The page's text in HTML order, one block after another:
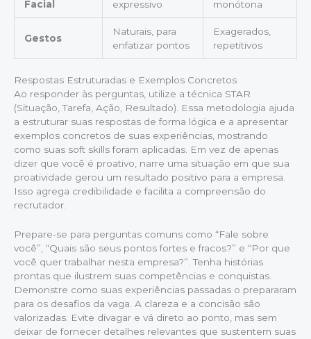
Facial expressivo monótona
Gestos
Naturais, para
enfatizar pontos
Exagerados,
repetitivos
Respostas Estruturadas e Exemplos Concretos
Ao responder às perguntas, utilize a técnica STAR
(Situação, Tarefa, Ação, Resultado). Essa metodologia ajuda
a estruturar suas respostas de forma lógica e a apresentar
exemplos concretos de suas experiências, mostrando
como suas soft skills foram aplicadas. Em vez de apenas
dizer que você é proativo, narre uma situação em que sua
proatividade gerou um resultado positivo para a empresa.
Isso agrega credibilidade e facilita a compreensão do
recrutador.
Prepare-se para perguntas comuns como “Fale sobre
você”, “Quais são seus pontos fortes e fracos?” e “Por que
você quer trabalhar nesta empresa?”. Tenha histórias
prontas que ilustrem suas competências e conquistas.
Demonstre como suas experiências passadas o prepararam
para os desafios da vaga. A clareza e a concisão são
valorizadas. Evite divagar e vá direto ao ponto, mas sem
deixar de fornecer detalhes relevantes que sustentem suas